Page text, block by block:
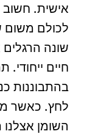
אישית.
לכולם משום
שונה
חיים ייחודי.
בהתבוננות
לחץ. כאשר
השומן